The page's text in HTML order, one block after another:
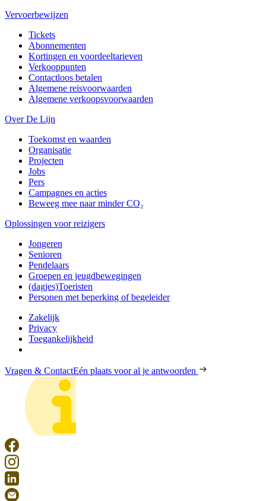
Vervoerbewijzen
Tickets
Abonnementen
Kortingen en voordeeltarieven
Verkooppunten
Contactloos betalen
Algemene reisvoorwaarden
Algemene verkoopsvoorwaarden
Over De Lijn
Toekomst en waarden
Organisatie
Projecten
Jobs
Pers
Campagnes en acties
Beweeg mee naar minder CO₂
Oplossingen voor reizigers
Jongeren
Senioren
Pendelaars
Groepen en jeugdbewegingen
(dagjes)Toeristen
Personen met beperking of begeleider
Zakelijk
Privacy
Toegankelijkheid
Vragen & ContactEén plaats voor al je antwoorden